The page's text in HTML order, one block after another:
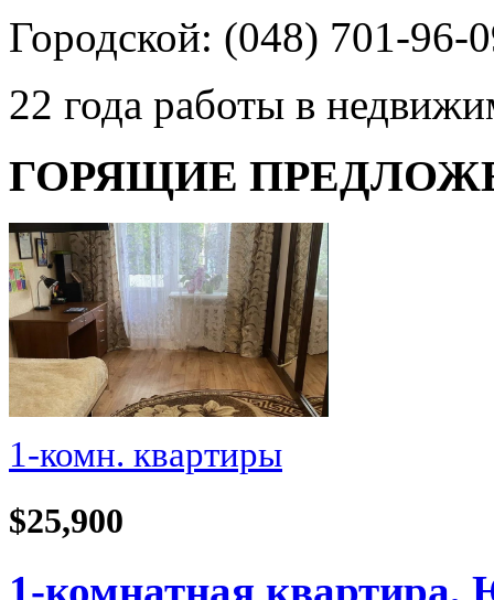
Городской: (048) 701-96-
22 года работы в
ГОРЯЩИЕ
1-комн. квартиры
$25,900